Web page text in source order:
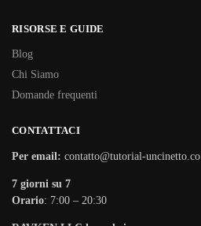
RISORSE E GUIDE
Blog
Chi Siamo
Domande frequenti
CONTATTACI
Per email: contatto@tutorial-uncinetto.co
7 giorni su 7
Orario: 7:00 – 20:30